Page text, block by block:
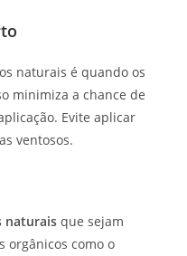
naturais é quando os
minimiza a chance de
Evite aplicar
ventosos.
naturais que sejam
orgânicos como o